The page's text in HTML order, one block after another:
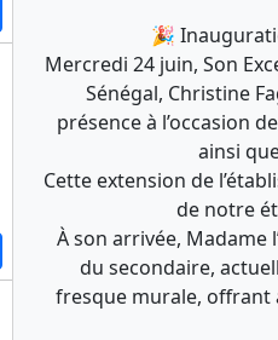
🎉
Mercredi 24 juin, Son
Sénégal, Christine
présence à l’occasion
ainsi
Cette extension de
de notre
À son arrivée, Madame
du secondaire,
fresque murale, offrant